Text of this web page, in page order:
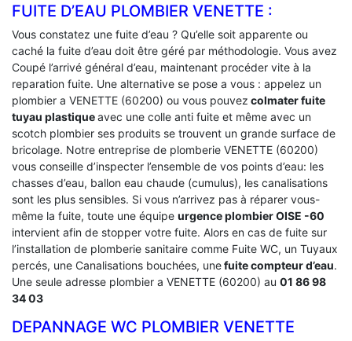
FUITE D’EAU PLOMBIER VENETTE :
Vous constatez une fuite d’eau ? Qu’elle soit apparente ou
caché la fuite d’eau doit être géré par méthodologie. Vous avez
Coupé l’arrivé général d’eau, maintenant procéder vite à la
reparation fuite. Une alternative se pose a vous : appelez un
plombier a VENETTE (60200) ou vous pouvez colmater fuite
tuyau plastiqueavec une colle anti fuite et même avec un
scotch plombier ses produits se trouvent un grande surface de
bricolage. Notre entreprise de plomberie VENETTE (60200)
vous conseille d’inspecter l’ensemble de vos points d’eau: les
chasses d’eau, ballon eau chaude (cumulus), les canalisations
sont les plus sensibles. Si vous n’arrivez pas à réparer vous-
même la fuite, toute une équipe urgence plombier OISE -60
intervient afin de stopper votre fuite. Alors en cas de fuite sur
l’installation de plomberie sanitaire comme Fuite WC, un Tuyaux
percés, une Canalisations bouchées, unefuite compteur d’eau.
Une seule adresse plombier a VENETTE (60200) au 01 86 98
34 03
DEPANNAGE WC PLOMBIER VENETTE